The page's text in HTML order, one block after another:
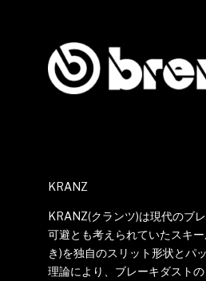
KRANZ
KRANZ(クランツ)は現代のブ
可避とも考えられていたスキ
き)を独自のスリット形状とパ
理論により、ブレーキダスト